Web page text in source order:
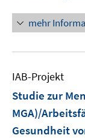
mehr
IAB-Projekt
Studie zur
MGA)/
Gesundheit